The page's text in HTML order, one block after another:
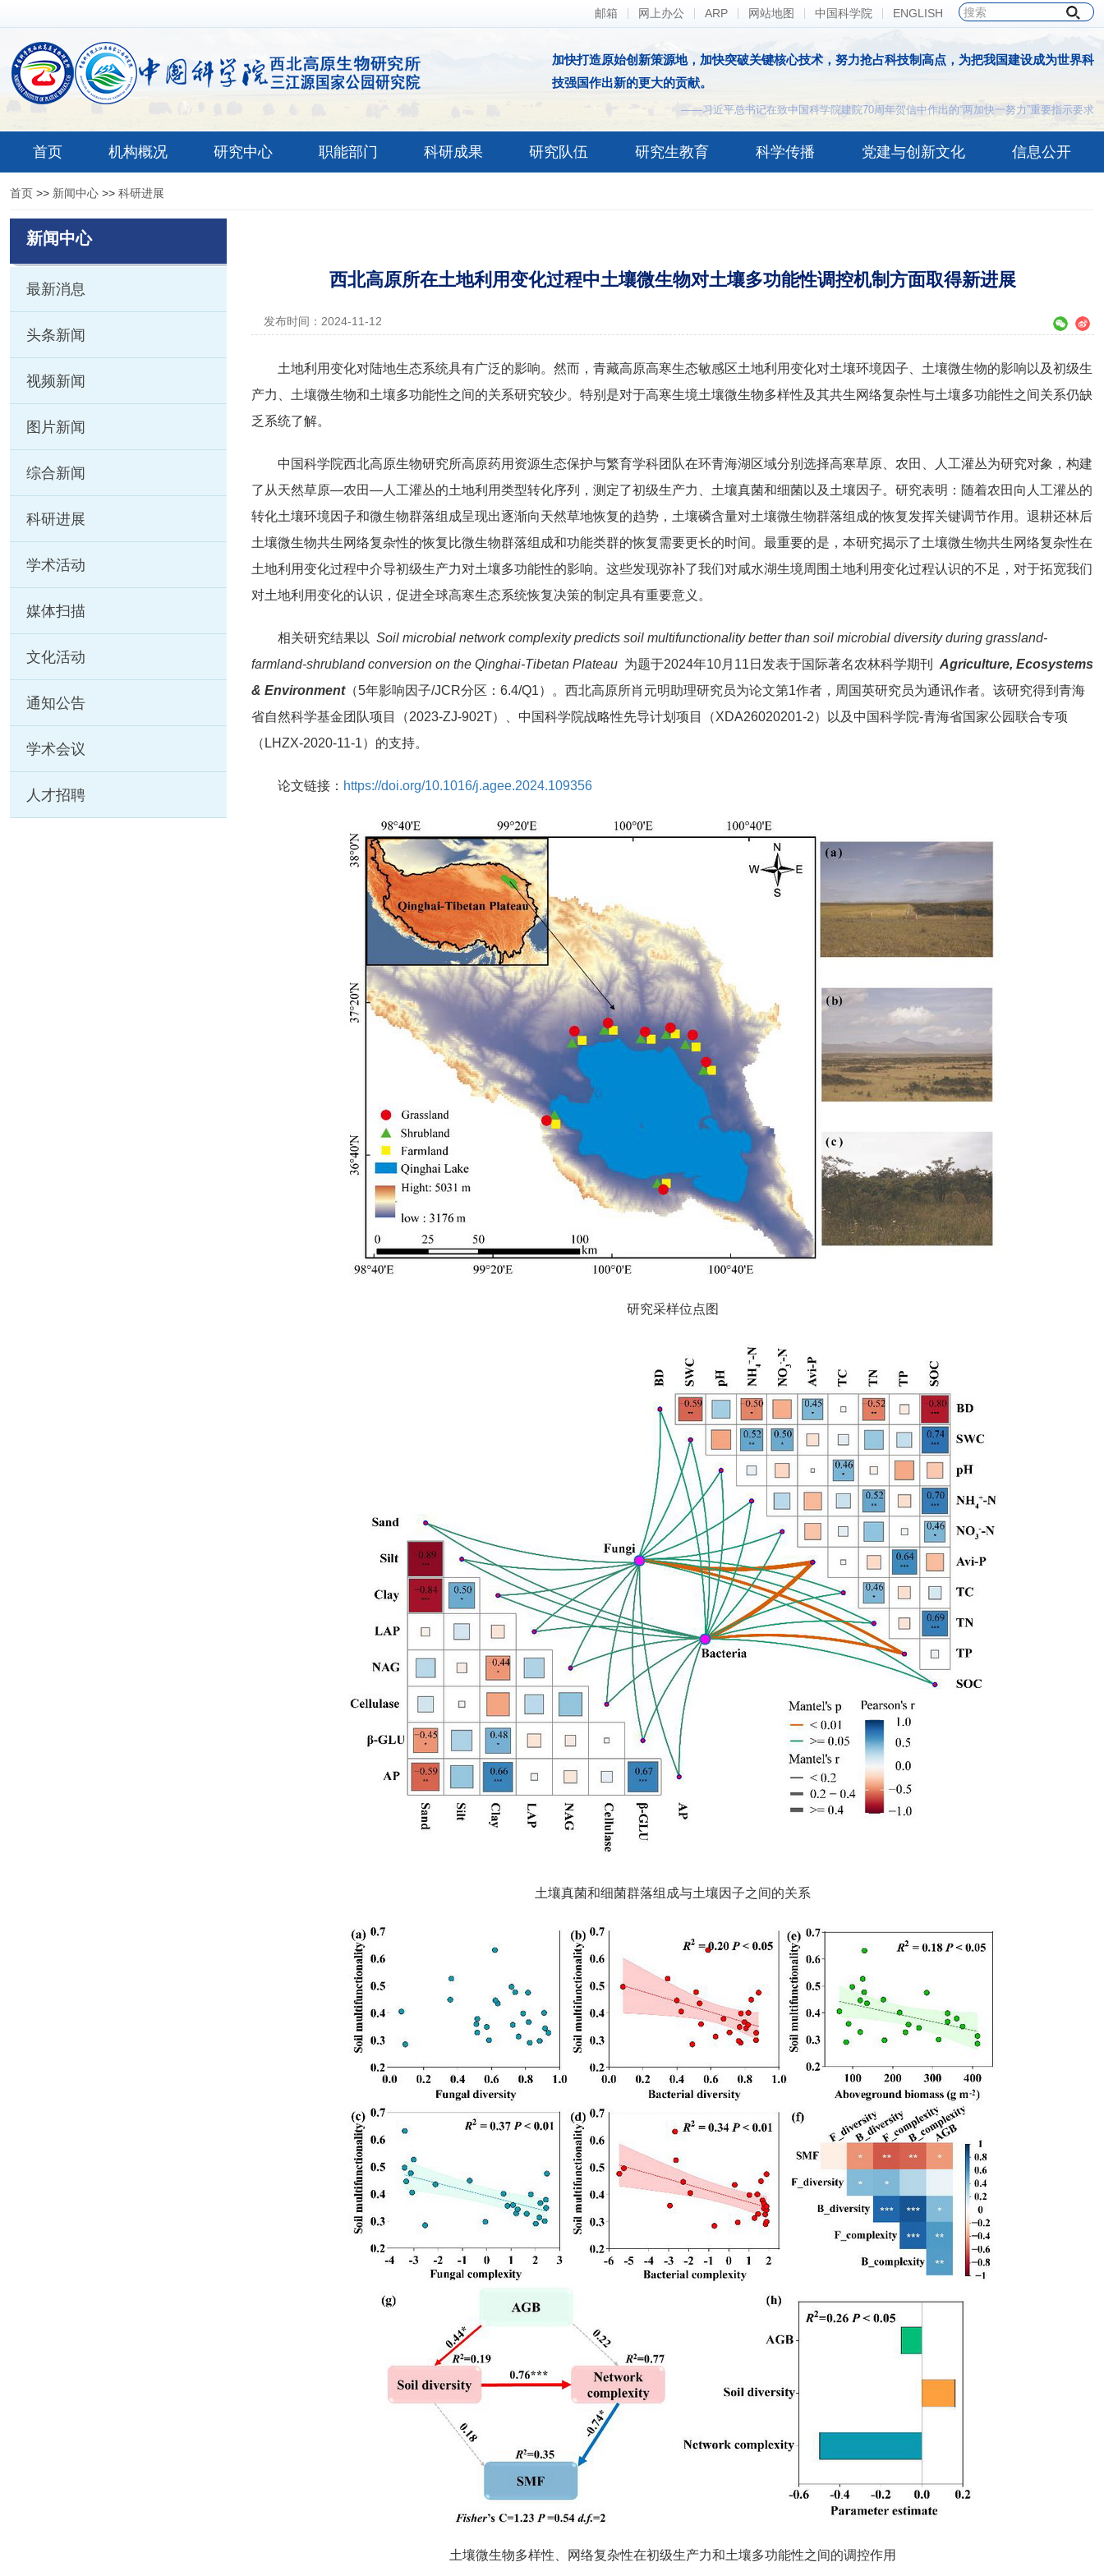
邮箱 网上办公 ARP 网站地图 中国科学院 ENGLISH
加快打造原始创新策源地，加快突破关键核心技术，努力抢占科技制高点，为把我国建设成为世界科
技强国作出新的更大的贡献。
——习近平总书记在致中国科学院建院70周年贺信中作出的“两加快一努力”重要指示要求
首页 机构概况 研究中心 职能部门 科研成果 研究队伍 研究生教育 科学传播 党建与创新文化 信息公开
首页 >> 新闻中心 >> 科研进展
新闻中心
最新消息
头条新闻
视频新闻
图片新闻
综合新闻
科研进展
学术活动
媒体扫描
文化活动
通知公告
学术会议
人才招聘
西北高原所在土地利用变化过程中土壤微生物对土壤多功能性调控机制方面取得新进展
发布时间：2024-11-12
土地利用变化对陆地生态系统具有广泛的影响。然而，青藏高原高寒生态敏感区土地利用变化对土壤环境因子、土壤微生物的影响以及初级生
产力、土壤微生物和土壤多功能性之间的关系研究较少。特别是对于高寒生境土壤微生物多样性及其共生网络复杂性与土壤多功能性之间关系仍缺
乏系统了解。
中国科学院西北高原生物研究所高原药用资源生态保护与繁育学科团队在环青海湖区域分别选择高寒草原、农田、人工灌丛为研究对象，构建
了从天然草原—农田—人工灌丛的土地利用类型转化序列，测定了初级生产力、土壤真菌和细菌以及土壤因子。研究表明：随着农田向人工灌丛的
转化土壤环境因子和微生物群落组成呈现出逐渐向天然草地恢复的趋势，土壤磷含量对土壤微生物群落组成的恢复发挥关键调节作用。退耕还林后
土壤微生物共生网络复杂性的恢复比微生物群落组成和功能类群的恢复需要更长的时间。最重要的是，本研究揭示了土壤微生物共生网络复杂性在
土地利用变化过程中介导初级生产力对土壤多功能性的影响。这些发现弥补了我们对咸水湖生境周围土地利用变化过程认识的不足，对于拓宽我们
对土地利用变化的认识，促进全球高寒生态系统恢复决策的制定具有重要意义。
相关研究结果以 Soil microbial network complexity predicts soil multifunctionality better than soil microbial diversity during grassland-
farmland-shrubland conversion on the Qinghai-Tibetan Plateau 为题于2024年10月11日发表于国际著名农林科学期刊 Agriculture, Ecosystems
& Environment（5年影响因子/JCR分区：6.4/Q1）。西北高原所肖元明助理研究员为论文第1作者，周国英研究员为通讯作者。该研究得到青海
省自然科学基金团队项目（2023-ZJ-902T）、中国科学院战略性先导计划项目（XDA26020201-2）以及中国科学院-青海省国家公园联合专项
（LHZX-2020-11-1）的支持。
论文链接： https://doi.org/10.1016/j.agee.2024.109356
研究采样位点图
土壤真菌和细菌群落组成与土壤因子之间的关系
土壤微生物多样性、网络复杂性在初级生产力和土壤多功能性之间的调控作用